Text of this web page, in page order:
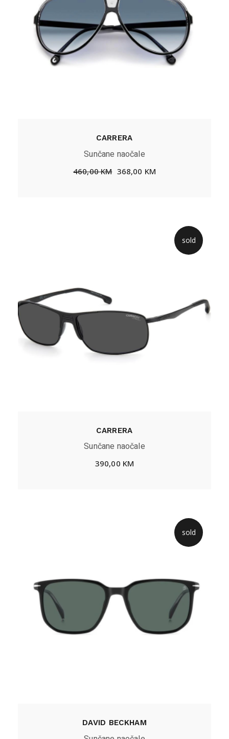
CARRERA
Sunčane naočale
460,00KM 368,00 KM
sold
CARRERA
Sunčane naočale
390,00 KM
sold
DAVID BECKHAM